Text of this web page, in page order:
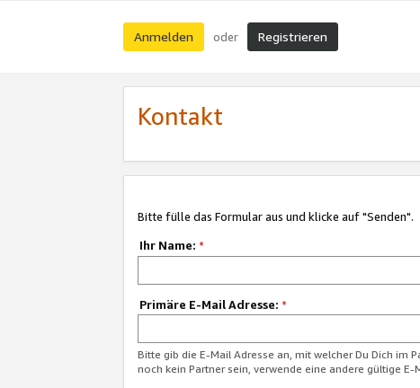
Anmelden oder Registrieren
Kontakt
Bitte fülle das Formular aus und klicke auf "Senden".
Ihr Name: *
Primäre E-Mail Adresse: *
Bitte gib die E-Mail Adresse an, mit welcher Du Dich im
noch kein Partner sein, verwende eine andere gültige E-